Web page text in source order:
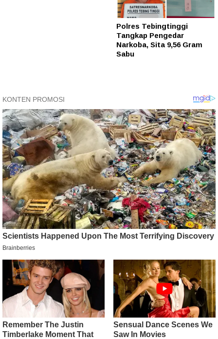
Polres Tebingtinggi
Tangkap Pengedar
Narkoba, Sita 9,56 Gram
Sabu